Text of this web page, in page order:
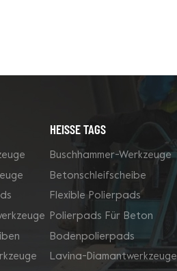
HEISSE TAGS
Buschhammer-Werkzeuge
Betonschleifscheibe
Flexible Polierpads
Polierpads Für Beton
Bodenpolierpads
Lavina-Diamantwerkzeuge